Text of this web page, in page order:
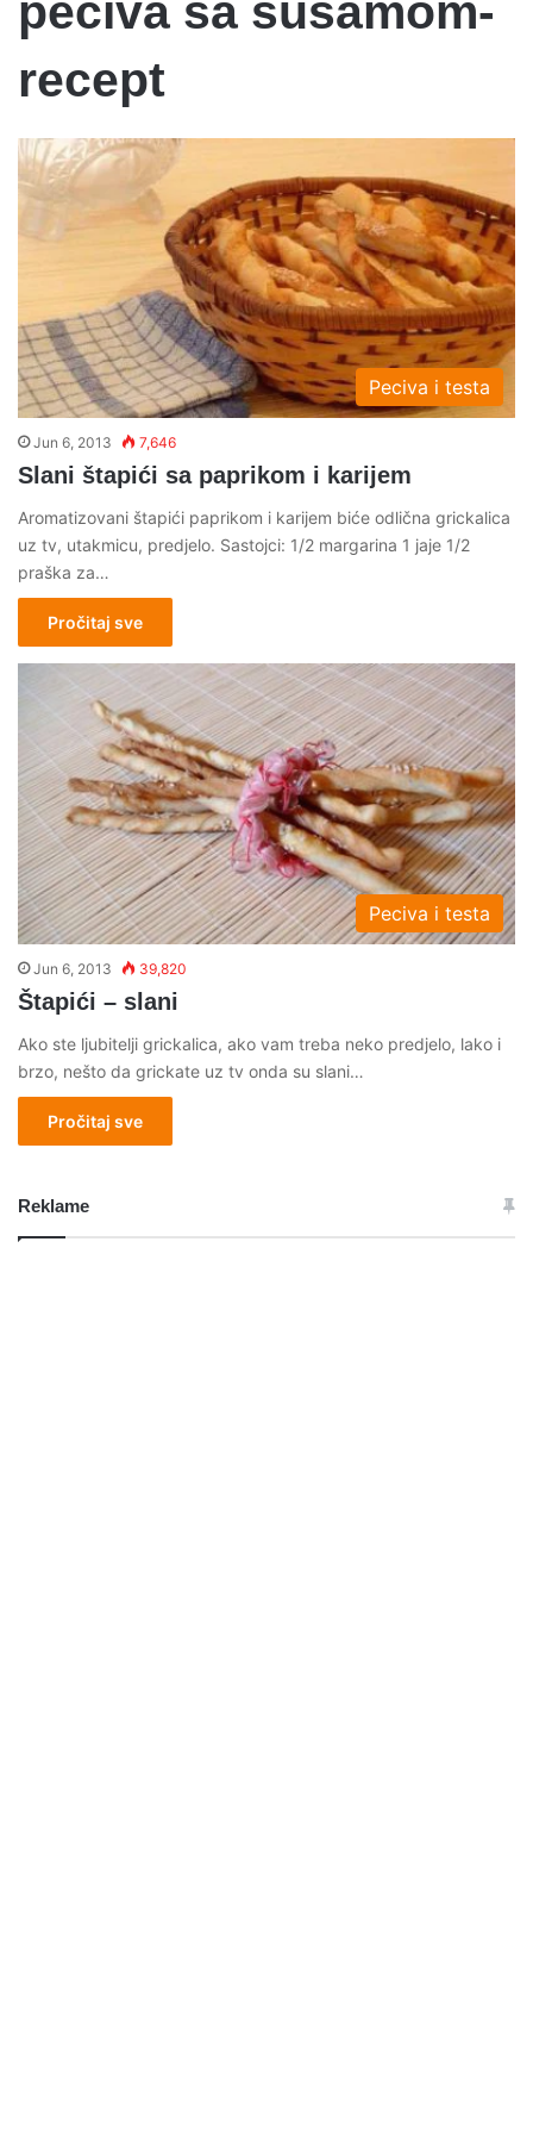
peciva sa susamom-
recept
Peciva i testa
Jun 6, 2013 7,646
Slani štapići sa paprikom i karijem
Aromatizovani štapići paprikom i karijem biće odlična grickalica
uz tv, utakmicu, predjelo. Sastojci: 1/2 margarina 1 jaje 1/2
praška za…
Pročitaj sve
Peciva i testa
Jun 6, 2013 39,820
Štapići – slani
Ako ste ljubitelji grickalica, ako vam treba neko predjelo, lako i
brzo, nešto da grickate uz tv onda su slani…
Pročitaj sve
Reklame